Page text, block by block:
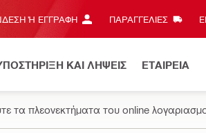
Ή ΕΓΓΡΑΦΉ ΠΑΡΑΓΓΕΛΙΕΣ
ΚΑΙ ΛΗΨΕΙΣ ΕΤΑΙΡΕΙΑ
τα πλεονεκτήματα του online